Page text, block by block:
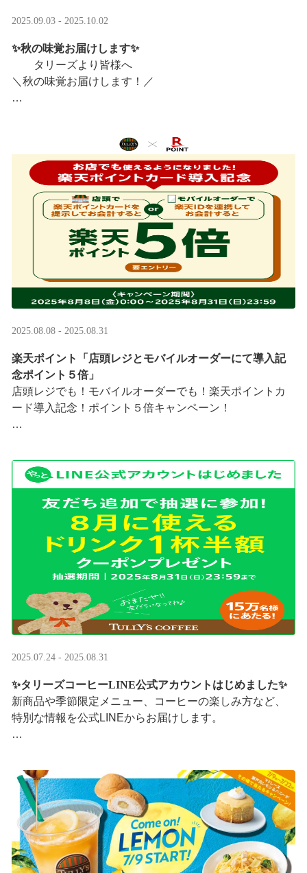
2025.09.03 - 2025.10.02
✨秋の味覚お届けします✨
タリーズより皆様へ
＼秋の味覚お届けします！／
実りの秋らしいほっこりフードも続々登場です♪
涼しい店内で一足早い秋の訪 ···
2025.08.08 - 2025.08.31
楽天ポイント「店頭レジとモバイルオーダーにて導入記
念ポイント５倍」
店頭レジでも！モバイルオーダーでも！楽天ポイントカ
ード導入記念！ポイント５倍キャンペーン！
8/8（金）0:00～8/31 ···
2025.07.24 - 2025.08.31
✨タリーズコーヒーLINE公式アカウントはじめました✨
新商品や季節限定メニュー、コーヒーの楽しみ方など、
特別な情報を公式LINEからお届けします。
···